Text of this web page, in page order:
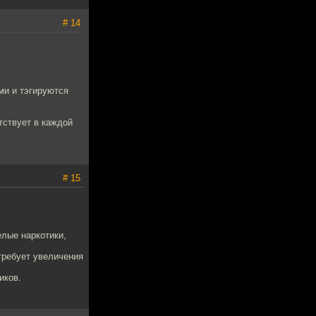
# 14
и тэгируются
в каждой
# 15
наркотики,
увеличения